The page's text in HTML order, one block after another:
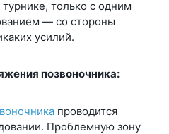
только с одним
— со стороны
усилий.
позвоночника:
проводится
Проблемную зону